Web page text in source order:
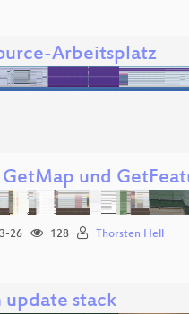
Arbeitsplatz
und
26 128 Thorsten Hell
update stack